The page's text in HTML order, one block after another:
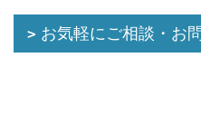
お気軽にご相談・お